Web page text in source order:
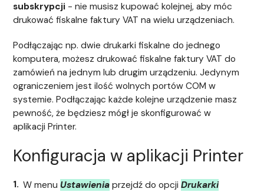
subskrypcji - nie musisz kupować kolejnej, aby móc
drukować fiskalne faktury VAT na wielu urządzeniach.
Podłączając np. dwie drukarki fiskalne do jednego
komputera, możesz drukować fiskalne faktury VAT do
zamówień na jednym lub drugim urządzeniu. Jedynym
ograniczeniem jest ilość wolnych portów COM w
systemie. Podłączając każde kolejne urządzenie masz
pewność, że będziesz mógł je skonfigurować w
aplikacji Printer.
Konfiguracja w aplikacji Printer
W menu Ustawienia przejdź do opcjiDrukarki